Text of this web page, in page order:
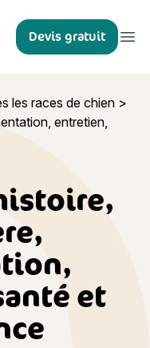
Devis gratuit
les races de chien >
entretien,
et